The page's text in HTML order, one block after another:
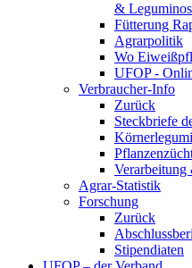
&
Fütterung
Agrarpolitik
Wo
UFOP -
Verbraucher-Info
Zurück
Steckbriefe
Verarbeitung
Agrar-Statistik
Forschung
Zurück
Stipendiaten